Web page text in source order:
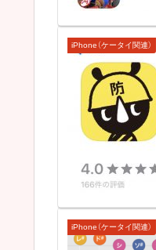
iPhone（ケータイ関連）
iPhone（ケータイ関連）